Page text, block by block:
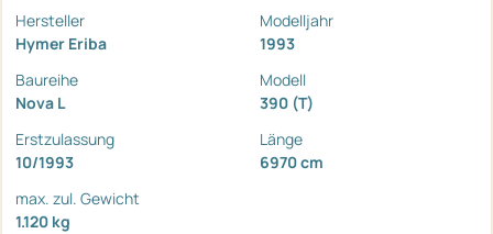
Hersteller
Hymer Eriba
Modelljahr
1993
Baureihe
Nova L
Modell
390 (T)
Erstzulassung
10/1993
Länge
6970 cm
max. zul. Gewicht
1.120 kg